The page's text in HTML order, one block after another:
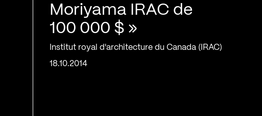
Moriyama IRAC de
100 000 $ »
Institut royal d'architecture du Canada (IRAC)
18.10.2014